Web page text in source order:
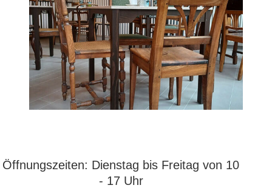
Öffnungszeiten: ‍Dienstag bis Freitag von 10
- 17 Uhr‍